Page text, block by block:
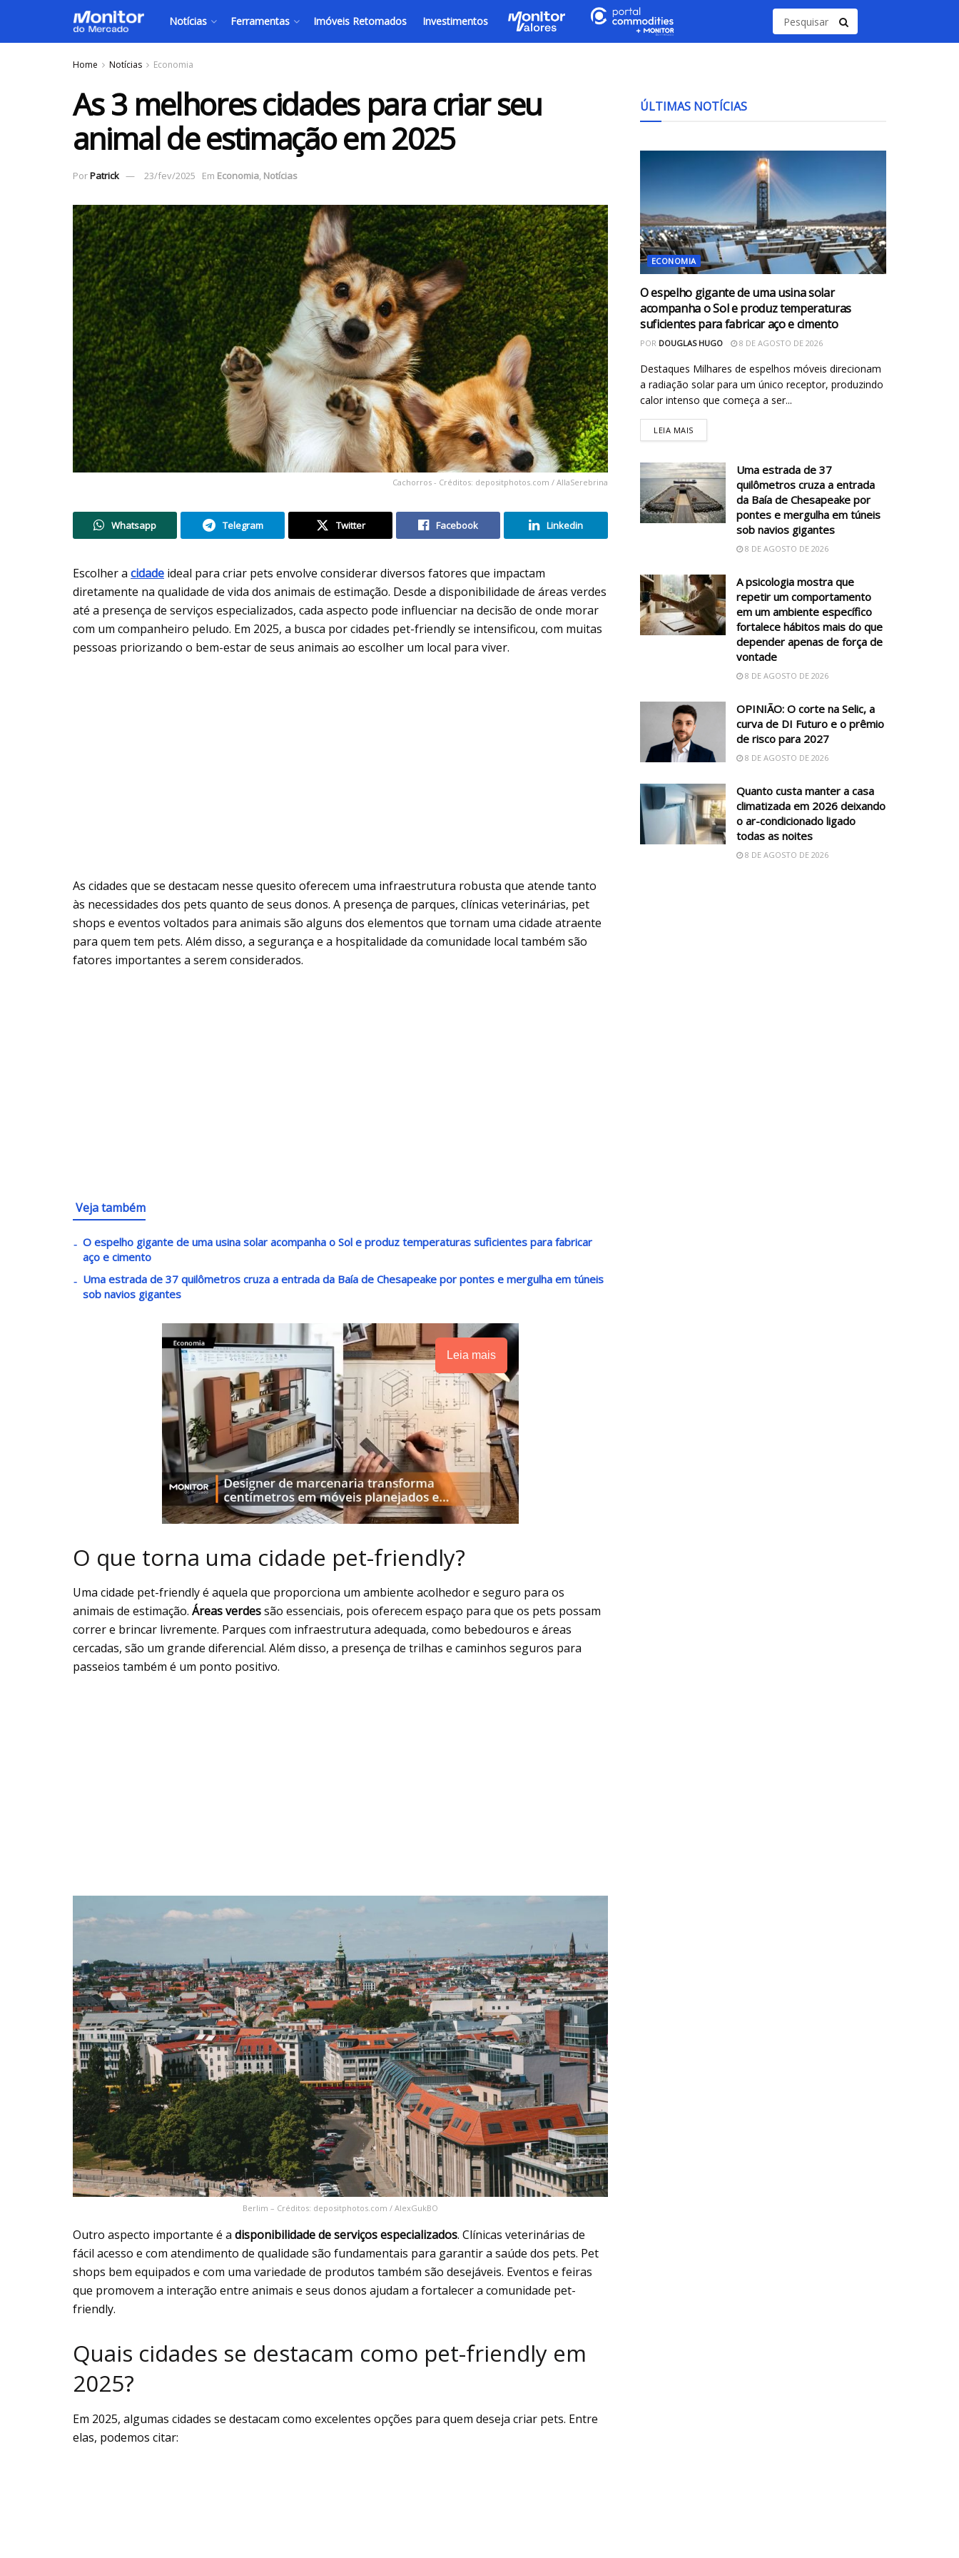
Notícias Ferramentas Imóveis Retomados Investimentos
Home Notícias Economia
As 3 melhores cidades para criar seu
animal de estimação em 2025
PorPatrick 23/fev/2025 Em Economia, Notícias
Cachorros - Créditos: depositphotos.com / AllaSerebrina
Whatsapp Telegram Twitter Facebook Linkedin
Escolher a cidade ideal para criar pets envolve considerar diversos fatores que impactam
diretamente na qualidade de vida dos animais de estimação. Desde a disponibilidade de áreas verdes
até a presença de serviços especializados, cada aspecto pode influenciar na decisão de onde morar
com um companheiro peludo. Em 2025, a busca por cidades pet-friendly se intensificou, com muitas
pessoas priorizando o bem-estar de seus animais ao escolher um local para viver.
As cidades que se destacam nesse quesito oferecem uma infraestrutura robusta que atende tanto
às necessidades dos pets quanto de seus donos. A presença de parques, clínicas veterinárias, pet
shops e eventos voltados para animais são alguns dos elementos que tornam uma cidade atraente
para quem tem pets. Além disso, a segurança e a hospitalidade da comunidade local também são
fatores importantes a serem considerados.
Veja também
O espelho gigante de uma usina solar acompanha o Sol e produz temperaturas suficientes para fabricar
aço e cimento
Uma estrada de 37 quilômetros cruza a entrada da Baía de Chesapeake por pontes e mergulha em túneis
sob navios gigantes
Leia mais
O que torna uma cidade pet-friendly?
Uma cidade pet-friendly é aquela que proporciona um ambiente acolhedor e seguro para os
animais de estimação. Áreas verdessão essenciais, pois oferecem espaço para que os pets possam
correr e brincar livremente. Parques com infraestrutura adequada, como bebedouros e áreas
cercadas, são um grande diferencial. Além disso, a presença de trilhas e caminhos seguros para
passeios também é um ponto positivo.
Berlim – Créditos: depositphotos.com / AlexGukBO
Outro aspecto importante é a disponibilidade de serviços especializados. Clínicas veterinárias de
fácil acesso e com atendimento de qualidade são fundamentais para garantir a saúde dos pets. Pet
shops bem equipados e com uma variedade de produtos também são desejáveis. Eventos e feiras
que promovem a interação entre animais e seus donos ajudam a fortalecer a comunidade pet-
friendly.
Quais cidades se destacam como pet-friendly em
2025?
Em 2025, algumas cidades se destacam como excelentes opções para quem deseja criar pets. Entre
elas, podemos citar:
ÚLTIMAS NOTÍCIAS
ECONOMIA
O espelho gigante de uma usina solar
acompanha o Sol e produz temperaturas
suficientes para fabricar aço e cimento
POR DOUGLAS HUGO 8 DE AGOSTO DE 2026
Destaques Milhares de espelhos móveis direcionam
a radiação solar para um único receptor, produzindo
calor intenso que começa a ser...
LEIA MAIS
Uma estrada de 37
quilômetros cruza a entrada
da Baía de Chesapeake por
pontes e mergulha em túneis
sob navios gigantes
8 DE AGOSTO DE 2026
A psicologia mostra que
repetir um comportamento
em um ambiente específico
fortalece hábitos mais do que
depender apenas de força de
vontade
8 DE AGOSTO DE 2026
OPINIÃO: O corte na Selic, a
curva de DI Futuro e o prêmio
de risco para 2027
8 DE AGOSTO DE 2026
Quanto custa manter a casa
climatizada em 2026 deixando
o ar-condicionado ligado
todas as noites
8 DE AGOSTO DE 2026